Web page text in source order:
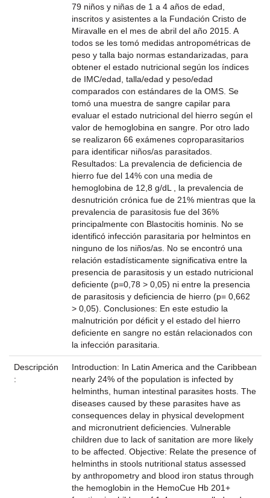
79 niños y niñas de 1 a 4 años de edad,
inscritos y asistentes a la Fundación Cristo de
Miravalle en el mes de abril del año 2015. A
todos se les tomó medidas antropométricas de
peso y talla bajo normas estandarizadas, para
obtener el estado nutricional según los índices
de IMC/edad, talla/edad y peso/edad
comparados con estándares de la OMS. Se
tomó una muestra de sangre capilar para
evaluar el estado nutricional del hierro según el
valor de hemoglobina en sangre. Por otro lado
se realizaron 66 exámenes coproparasitarios
para identificar niños/as parasitados.
Resultados: La prevalencia de deficiencia de
hierro fue del 14% con una media de
hemoglobina de 12,8 g/dL , la prevalencia de
desnutrición crónica fue de 21% mientras que la
prevalencia de parasitosis fue del 36%
principalmente con Blastocitis hominis. No se
identificó infección parasitaria por helmintos en
ninguno de los niños/as. No se encontró una
relación estadísticamente significativa entre la
presencia de parasitosis y un estado nutricional
deficiente (p=0,78 > 0,05) ni entre la presencia
de parasitosis y deficiencia de hierro (p= 0,662
> 0,05). Conclusiones: En este estudio la
malnutrición por déficit y el estado del hierro
deficiente en sangre no están relacionados con
la infección parasitaria.
Descripción
:
Introduction: In Latin America and the Caribbean
nearly 24% of the population is infected by
helminths, human intestinal parasites hosts. The
diseases caused by these parasites have as
consequences delay in physical development
and micronutrient deficiencies. Vulnerable
children due to lack of sanitation are more likely
to be affected. Objective: Relate the presence of
helminths in stools nutritional status assessed
by anthropometry and blood iron status through
the hemoglobin in the HemoCue Hb 201+